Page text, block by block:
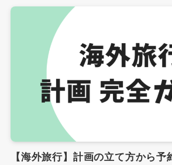
【海外旅行】計画の立て方から予